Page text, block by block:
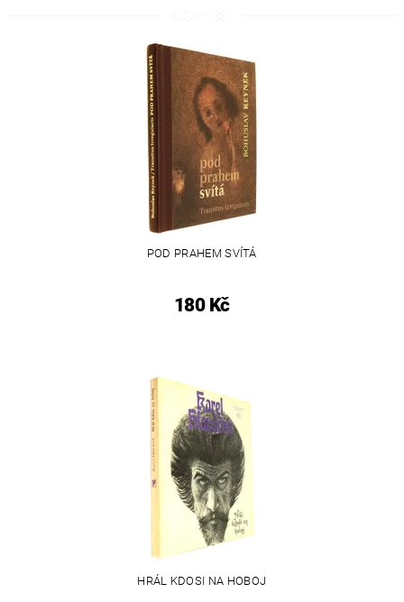
POD PRAHEM SVÍTÁ
180 Kč
HRÁL KDOSI NA HOBOJ